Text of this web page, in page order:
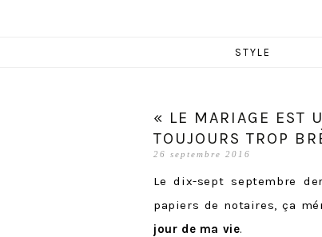
STYLE
« LE MARIAGE EST
TOUJOURS TROP
26 septembre 2016
Le dix-sept septembre
papiers de notaires, ça
jour de ma vie.